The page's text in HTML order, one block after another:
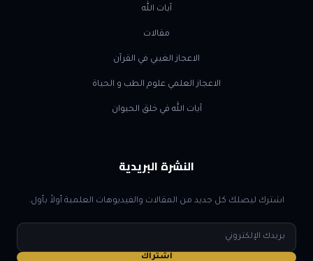
آيات الله
مقالات
الاعجاز الغيبي في القرآن
الاعجاز العلمي علوم الطب و الحياة
آيات الله في خلق الحيوان
النشرة البريدية
اشترك ليصلك كل جديد من المقالات والفيديوهات العلمية أولاً بأول.
البريد
الإلكتروني
اشتراك